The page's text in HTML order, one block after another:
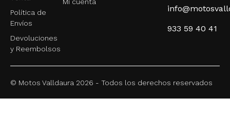
933 59 40 41
Política de
Envíos
Devoluciones
y Reembolsos
© Motos Valldaura 2026 - Todos los derechos reservados